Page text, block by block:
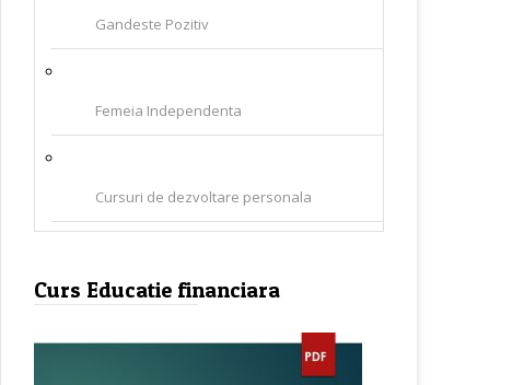
Gandeste Pozitiv
Femeia Independenta
Cursuri de dezvoltare personala
Curs Educatie financiara